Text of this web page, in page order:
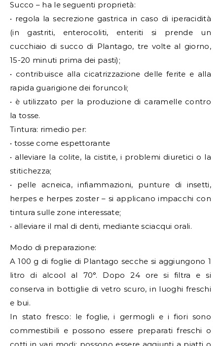
Succo – ha le seguenti proprietà:
• regola la secrezione gastrica in caso di iperacidità
(in gastriti, enterocoliti, enteriti si prende un
cucchiaio di succo di Plantago, tre volte al giorno,
15-20 minuti prima dei pasti);
• contribuisce alla cicatrizzazione delle ferite e alla
rapida guarigione dei foruncoli;
• è utilizzato per la produzione di caramelle contro
la tosse.
Tintura: rimedio per:
• tosse come espettorante
• alleviare la colite, la cistite, i problemi diuretici o la
stitichezza;
• pelle acneica, infiammazioni, punture di insetti,
herpes e herpes zoster – si applicano impacchi con
tintura sulle zone interessate;
• alleviare il mal di denti, mediante sciacqui orali.
Modo di preparazione:
A 100 g di foglie di Plantago secche si aggiungono 1
litro di alcool al 70°. Dopo 24 ore si filtra e si
conserva in bottiglie di vetro scuro, in luoghi freschi
e bui.
In stato fresco: le foglie, i germogli e i fiori sono
commestibili e possono essere preparati freschi o